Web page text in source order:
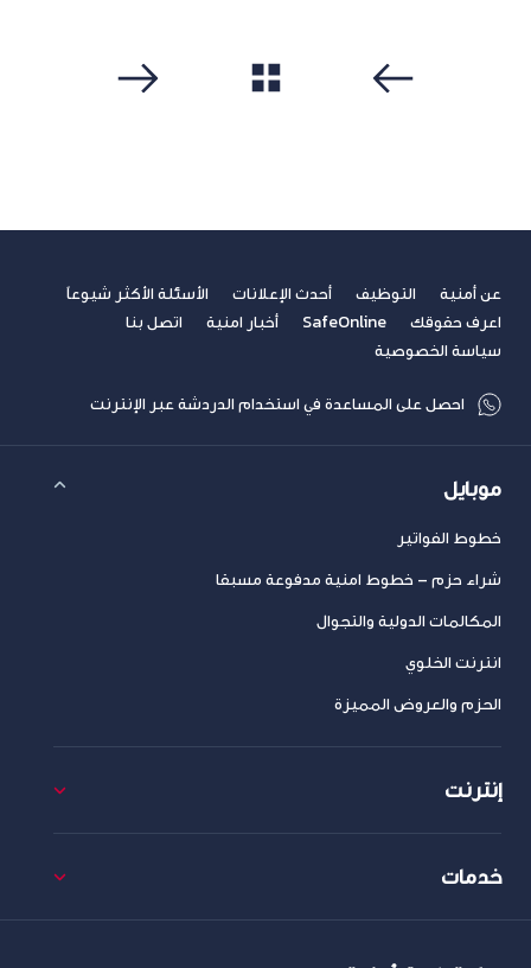
عن أمنية التوظيف أحدث الإعلانات
الأسئلة الأكثر شيوعاً
اعرف حقوقك
SafeOnline أخبار امنية
اتصل بنا
سياسة الخصوصية
احصل على المساعدة في استخدام الدردشة عبر الإنترنت
موبايل
خطوط الفواتير
شراء حزم – خطوط امنية مدفوعة مسبقا
المكالمات الدولية والتجوال
انترنت الخلوي
الحزم والعروض المميزة
إنترنت
خدمات